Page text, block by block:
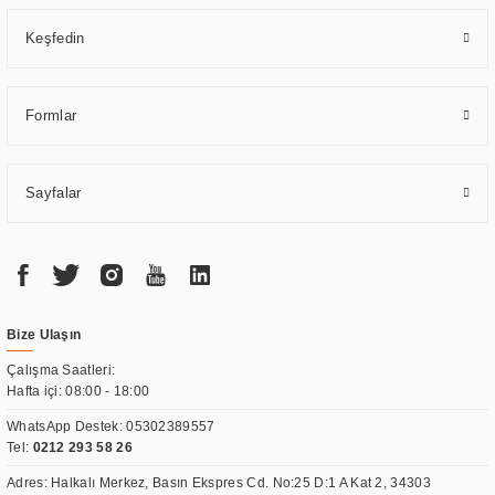
Keşfedin
Formlar
Sayfalar
Bize Ulaşın
Çalışma Saatleri:
Hafta içi: 08:00 - 18:00
WhatsApp Destek:05302389557
Tel: 0212 293 58 26
Adres: Halkalı Merkez, Basın Ekspres Cd. No:25 D:1 A Kat 2, 34303